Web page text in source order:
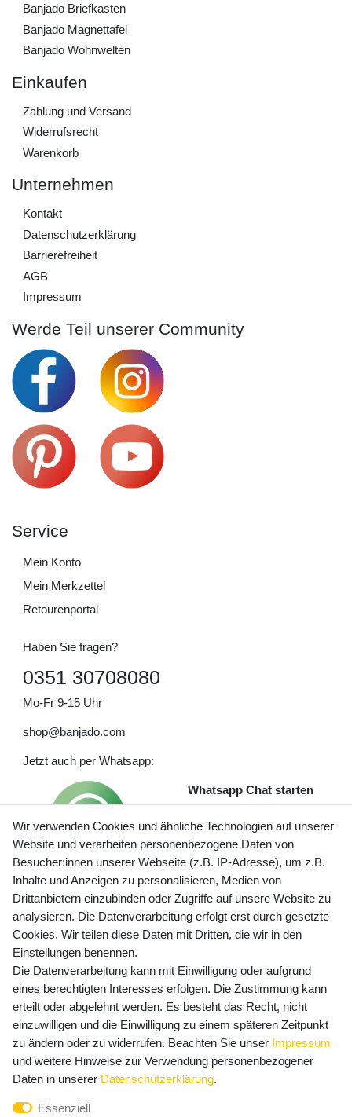
Banjado Briefkasten
Banjado Magnettafel
Banjado Wohnwelten
Einkaufen
Zahlung und Versand
Widerrufs­recht
Warenkorb
Unternehmen
Kontakt
Daten­schutz­erklärung
Barrierefreiheit
AGB
Impressum
Werde Teil unserer Community
Service
Mein Konto
Mein Merkzettel
Retourenportal
Haben Sie fragen?
0351 30708080
Mo-Fr 9-15 Uhr
shop@banjado.com
Jetzt auch per Whatsapp:
Whatsapp Chat starten
Preisangaben inkl. gesetzl. MwSt. und zzgl. Service- und
Versandkosten
Newsletter Anmeldung - Keine Angebote
mehr verpassen!
E-MAIL **
Newsletter
Honig
Hiermit bestätige ich, dass ich dieDaten­schutz­erklärung
Wir verwenden Cookies und ähnliche Technologien auf unserer
Website und verarbeiten personenbezogene Daten von
Besucher:innen unserer Webseite (z.B. IP-Adresse), um z.B.
Inhalte und Anzeigen zu personalisieren, Medien von
Drittanbietern einzubinden oder Zugriffe auf unsere Website zu
analysieren. Die Datenverarbeitung erfolgt erst durch gesetzte
Cookies. Wir teilen diese Daten mit Dritten, die wir in den
Einstellungen benennen.
Die Datenverarbeitung kann mit Einwilligung oder aufgrund
eines berechtigten Interesses erfolgen. Die Zustimmung kann
erteilt oder abgelehnt werden. Es besteht das Recht, nicht
einzuwilligen und die Einwilligung zu einem späteren Zeitpunkt
zu ändern oder zu widerrufen. Beachten Sie unser Impressum
und weitere Hinweise zur Verwendung personenbezogener
Daten in unserer Daten­schutz­erklärung.
Essenziell